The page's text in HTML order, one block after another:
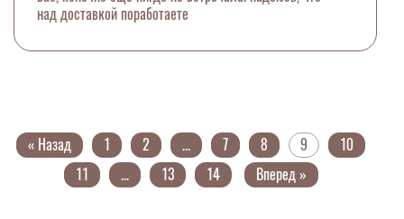
над доставкой поработаете
« Назад 1 2 ... 7 8 9
10
11
... 13 14 Вперед »